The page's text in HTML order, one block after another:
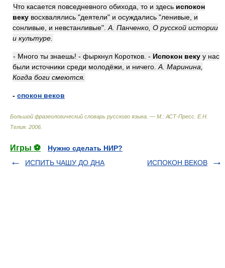
Что касается повседневного обихода, то и здесь испокон
веку восхвалялись "деятели" и осуждались "ленивые, и
сонливые, и невстанливые". А. Панченко, О русской истории
и культуре.
- Много ты знаешь! - фыркнул Коротков. - Испокон веку у нас
были источники среди молодёжи, и ничего. А. Маринина,
Когда боги смеются.
- спокон веков
Большой фразеологический словарь русского языка. — М.: АСТ-Пресс Е.Н.
Телия 2006
Игры ⚽
Нужно сделать НИР?
ИСПИТЬ ЧАШУ ДО ДНА
ИСПОКОН ВЕКОВ